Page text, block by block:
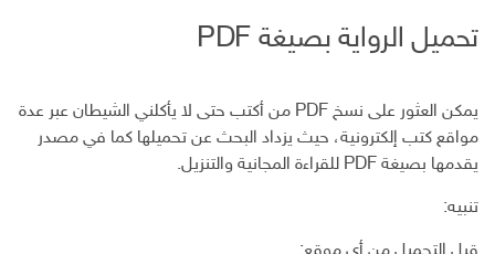
تحميل الرواية بصيغة PDF
يمكن العثور على نسخ PDF من أكتب حتى لا يأكلني الشيطان عبر عدة
مواقع كتب إلكترونية، حيث يزداد البحث عن تحميلها كما في مصدر
يقدمها بصيغة PDF للقراءة المجانية والتنزيل.
تنبيه: